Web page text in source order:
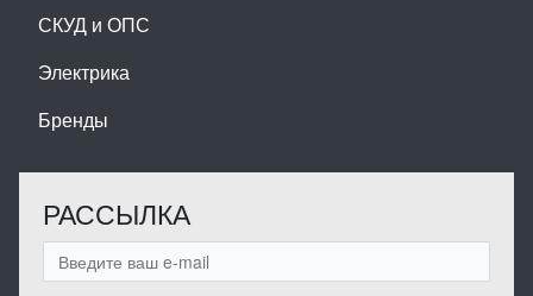
СКУД и ОПС
Электрика
Бренды
РАССЫЛКА